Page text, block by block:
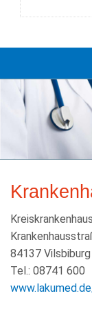
NEUES
RATHAUS
E-VERWALTUNG
INFORMATION
BILDUNG +
KULTUR +
84137 Vilsbiburg
Tel.: 08741 600